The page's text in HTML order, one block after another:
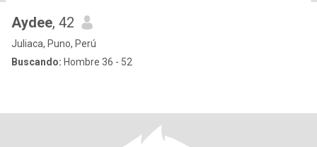
Aydee, 42
Juliaca, Puno, Perú
Buscando: Hombre 36 - 52